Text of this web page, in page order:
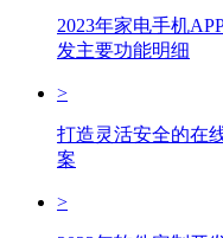
2023年家电手机
发主要功能明细
>
打造灵活安全的在
案
>